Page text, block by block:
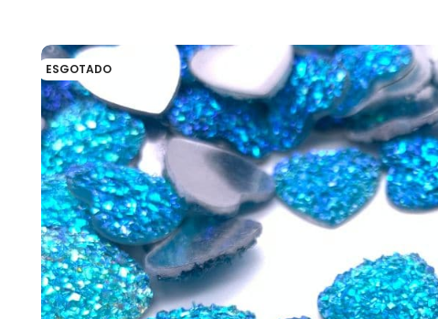
ESGOTADO